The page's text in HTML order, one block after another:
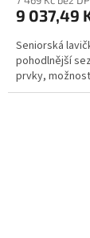
9 037,49
Seniorská
pohodlnější
prvky,